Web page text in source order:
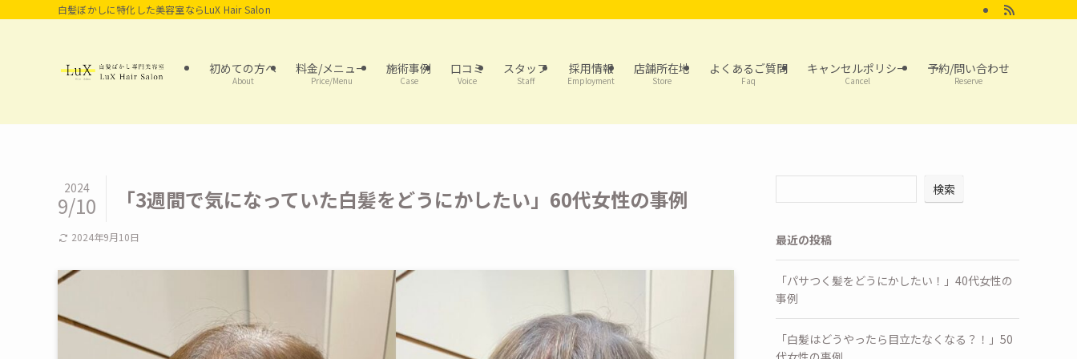
白髪ぼかしに特化した美容室ならLuX Hair Salon
初めての方へ
About
料金/メニュー
Price/Menu
施術事例
Case
口コミ
Voice
スタッフ
Staff
採用情報
Employment
店舗所在地
Store
よくあるご質問
Faq
キャンセルポリシー
Cancel
予約/問い合わせ
Reserve
「3週間で気になっていた白髪をどうにかしたい」60代女性の事例
2024
9/10
2024年9月10日
検索
最近の投稿
「パサつく髪をどうにかしたい！」40代女性の
事例
「白髪はどうやったら目立たなくなる？！」50